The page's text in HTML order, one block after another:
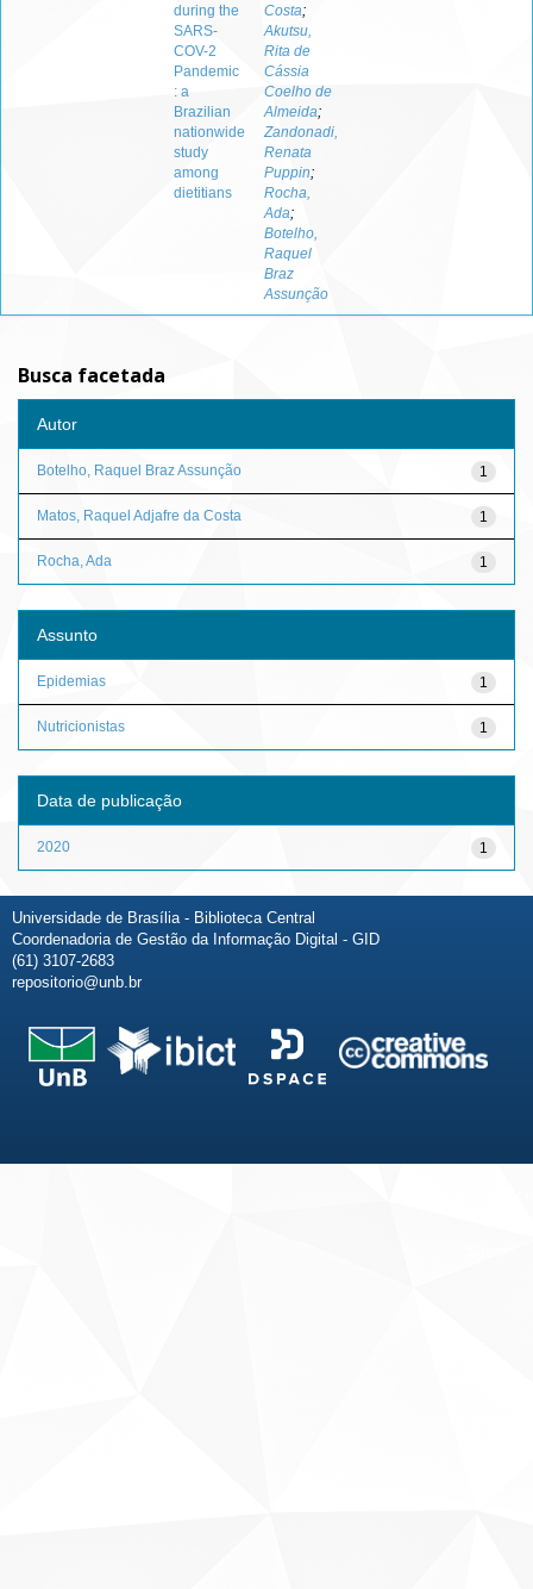
during the
SARS-
COV-2
Pandemic
: a
Brazilian
nationwide
study
among
dietitians
Costa;
Akutsu,
Rita de
Cássia
Coelho de
Almeida;
Zandonadi,
Renata
Puppin;
Rocha,
Ada;
Botelho,
Raquel
Braz
Assunção
Busca facetada
Autor
1
Botelho, Raquel Braz Assunção
1
Matos, Raquel Adjafre da Costa
1
Rocha, Ada
Assunto
1
Epidemias
1
Nutricionistas
Data de publicação
1
2020
Universidade de Brasília - Biblioteca Central
Coordenadoria de Gestão da Informação Digital - GID
(61) 3107-2683
repositorio@unb.br